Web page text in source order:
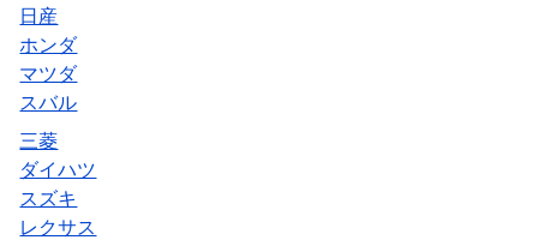
日産
ホンダ
マツダ
スバル
三菱
ダイハツ
スズキ
レクサス